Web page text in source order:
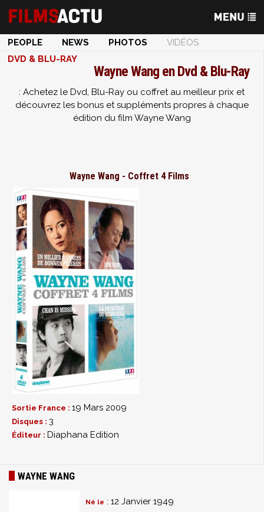
PEOPLE NEWS PHOTOS
VIDÉOS
DVD & BLU-RAY
Wayne Wang en Dvd & Blu-Ray
: Achetez le Dvd, Blu-Ray ou coffret au meilleur prix et
découvrez les bonus et suppléments propres à chaque
édition du film Wayne Wang
Wayne Wang - Coffret 4 Films
Sortie France : 19 Mars 2009
Disques : 3
Éditeur : Diaphana Edition
WAYNE WANG
Né le : 12 Janvier 1949